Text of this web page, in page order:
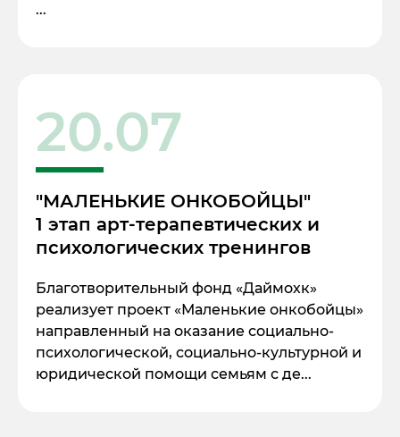
...
20.07
"МАЛЕНЬКИЕ ОНКОБОЙЦЫ"
1 этап арт-терапевтических и
психологических тренингов
Благотворительный фонд «Даймохк»
реализует проект «Маленькие онкобойцы»
направленный на оказание социально-
психологической, социально-культурной и
юридической помощи семьям с де...